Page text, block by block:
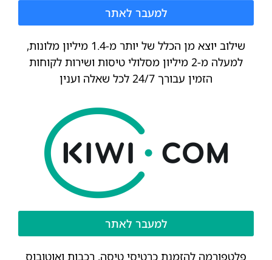
למעבר לאתר
שילוב יוצא מן הכלל של יותר מ-1.4 מיליון מלונות,
למעלה מ-2 מיליון מסלולי טיסות ושירות לקוחות
הזמין עבורך 24/7 לכל שאלה וענין
למעבר לאתר
פלטפורמה להזמנת כרטיסי טיסה, רכבות ואוטובוס